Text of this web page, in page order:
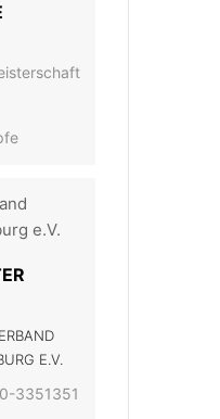
E.V.
3351351